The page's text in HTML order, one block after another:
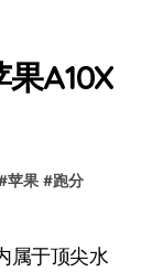
A10X
苹果 #跑分